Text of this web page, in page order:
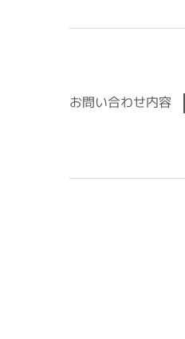
お問い合わせ内容